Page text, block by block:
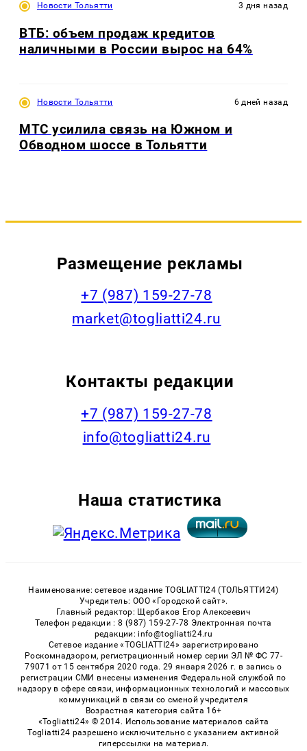
Новости Тольятти 3 дня назад
ВТБ: объем продаж кредитов
наличными в России вырос на 64%
Новости Тольятти 6 дней назад
МТС усилила связь на Южном и
Обводном шоссе в Тольятти
Размещение рекламы
+7 (987) 159-27-78
market@togliatti24.ru
Контакты редакции
+7 (987) 159-27-78
info@togliatti24.ru
Наша статистика
Наименование: сетевое издание TOGLIATTI24 (ТОЛЬЯТТИ24)
Учредитель: ООО «Городской сайт».
Главный редактор: Щербаков Егор Алексеевич
Телефон редакции : 8 (987) 159-27-78 Электронная почта
редакции: info@togliatti24.ru
Сетевое издание «TOGLIATTI24» зарегистрировано
Роскомнадзором, регистрационный номер серии ЭЛ № ФС 77-
79071 от 15 сентября 2020 года. 29 января 2026 г. в запись о
регистрации СМИ внесены изменения Федеральной службой по
надзору в сфере связи, информационных технологий и массовых
коммуникаций в связи со сменой учредителя
Возрастная категория сайта 16+
«Togliatti24» © 2014. Использование материалов сайта
Togliatti24 разрешено исключительно с указанием активной
гиперссылки на материал.